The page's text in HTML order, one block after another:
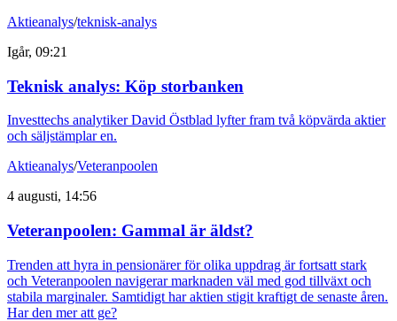
Aktieanalys/teknisk-analys
Igår, 09:21
Teknisk analys: Köp storbanken
Investtechs analytiker David Östblad lyfter fram två köpvärda aktier
och säljstämplar en.
Aktieanalys/Veteranpoolen
4 augusti, 14:56
Veteranpoolen: Gammal är äldst?
Trenden att hyra in pensionärer för olika uppdrag är fortsatt stark
och Veteranpoolen navigerar marknaden väl med god tillväxt och
stabila marginaler. Samtidigt har aktien stigit kraftigt de senaste åren.
Har den mer att ge?